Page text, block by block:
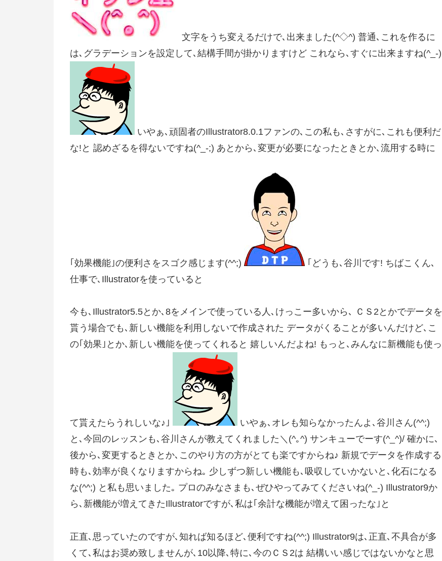
文字をうち変えるだけで､出来ました(^◇^) 普通､これを作るに
は､グラデーションを設定して､結構手間が掛かりますけど これなら､すぐに出来ますね(^_-)
いやぁ､頑固者のIllustrator8.0.1ファンの､この私も､さすがに､これも便利だ
な!と 認めざるを得ないですね(^_-;) あとから､変更が必要になったときとか､流用する時に
｢効果機能｣の便利さをスゴク感じます(^^;)
｢どうも､谷川です! ちばこくん､
仕事で､Illustratorを使っていると
今も､Illustrator5.5とか､8をメインで使っている人､けっこー多いから､ ＣＳ2とかでデータを
貰う場合でも､新しい機能を利用しないで作成された データがくることが多いんだけど､こ
の｢効果｣とか､新しい機能を使ってくれると 嬉しいんだよね! もっと､みんなに新機能も使っ
て貰えたらうれしいな♪｣
いやぁ､オレも知らなかったんよ､谷川さん(^^;)
と､今回のレッスンも､谷川さんが教えてくれました＼(^｡^) サンキューでーす(^_^)/ 確かに､
後から､変更するときとか､このやり方の方がとても楽ですからね♪ 新規でデータを作成する
時も､効率が良くなりますからね｡ 少しずつ新しい機能も､吸収していかないと､化石になる
な(^^;) と私も思いました｡ プロのみなさまも､ぜひやってみてくださいね(^_-) Illustrator9か
ら､新機能が増えてきたIllustratorですが､私は｢余計な機能が増えて困ったな｣と
正直､思っていたのですが､知れば知るほど､便利ですね(^^;) Illustrator9は､正直､不具合が多
くて､私はお奨め致しませんが､10以降､特に､今のＣＳ2は 結構いい感じではないかなと思